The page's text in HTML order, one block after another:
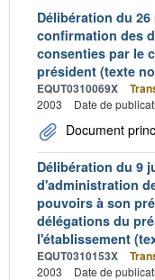
Délibération du
confirmation des
consenties par le
président (texte
EQUT0310069X
2003
Date de
Document
Délibération du 9
d'administration
pouvoirs à son
délégations du
l'établissement
EQUT0310153X
2003
Date de